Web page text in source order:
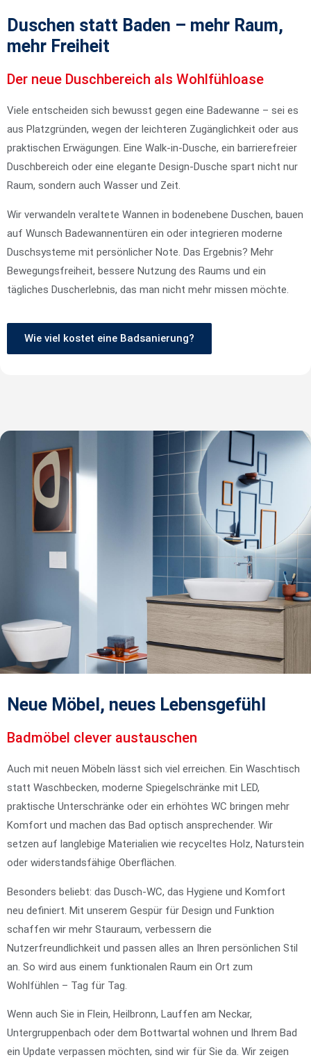
Duschen statt Baden – mehr Raum,
mehr Freiheit
Der neue Duschbereich als Wohlfühloase
Viele entscheiden sich bewusst gegen eine Badewanne – sei es
aus Platzgründen, wegen der leichteren Zugänglichkeit oder aus
praktischen Erwägungen. Eine Walk-in-Dusche, ein barrierefreier
Duschbereich oder eine elegante Design-Dusche spart nicht nur
Raum, sondern auch Wasser und Zeit.
Wir verwandeln veraltete Wannen in bodenebene Duschen, bauen
auf Wunsch Badewannentüren ein oder integrieren moderne
Duschsysteme mit persönlicher Note. Das Ergebnis? Mehr
Bewegungsfreiheit, bessere Nutzung des Raums und ein
tägliches Duscherlebnis, das man nicht mehr missen möchte.
Wie viel kostet eine Badsanierung?
Neue Möbel, neues Lebensgefühl
Badmöbel clever austauschen
Auch mit neuen Möbeln lässt sich viel erreichen. Ein Waschtisch
statt Waschbecken, moderne Spiegelschränke mit LED,
praktische Unterschränke oder ein erhöhtes WC bringen mehr
Komfort und machen das Bad optisch ansprechender. Wir
setzen auf langlebige Materialien wie recyceltes Holz, Naturstein
oder widerstandsfähige Oberflächen.
Besonders beliebt: das Dusch-WC, das Hygiene und Komfort
neu definiert. Mit unserem Gespür für Design und Funktion
schaffen wir mehr Stauraum, verbessern die
Nutzerfreundlichkeit und passen alles an Ihren persönlichen Stil
an. So wird aus einem funktionalen Raum ein Ort zum
Wohlfühlen – Tag für Tag.
Wenn auch Sie in Flein, Heilbronn, Lauffen am Neckar,
Untergruppenbach oder dem Bottwartal wohnen und Ihrem Bad
ein Update verpassen möchten, sind wir für Sie da. Wir zeigen